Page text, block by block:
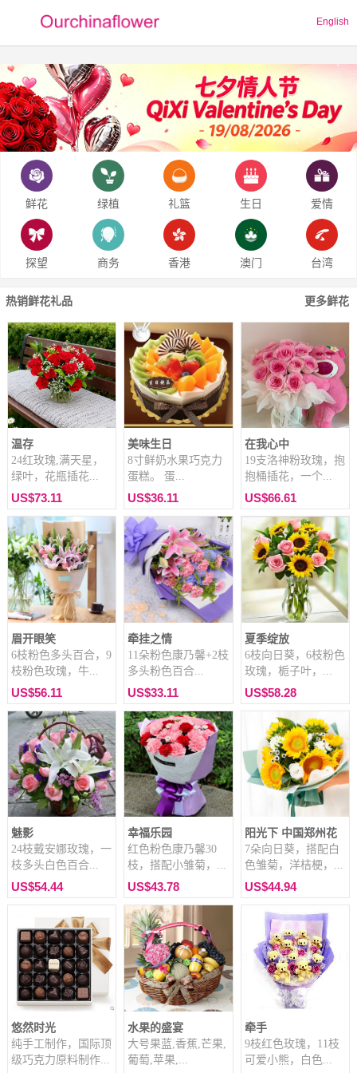
English
鲜花 绿植 礼篮 生日 爱情
探望 商务 香港 澳门 台湾
热销鲜花礼品 更多鲜花
温存
24红玫瑰,满天星，
绿叶，花瓶插花...
US$73.11
美味生日
8寸鲜奶水果巧克力
蛋糕。 蛋...
US$36.11
在我心中
19支洛神粉玫瑰，抱
抱桶插花，一个...
US$66.61
眉开眼笑
6枝粉色多头百合，9
枝粉色玫瑰，牛...
US$56.11
牵挂之情
11朵粉色康乃馨+2枝
多头粉色百合...
US$33.11
夏季绽放
6枝向日葵，6枝粉色
玫瑰，栀子叶，...
US$58.28
魅影
24枝戴安娜玫瑰，一
枝多头白色百合...
US$54.44
幸福乐园
红色粉色康乃馨30
枝，搭配小雏菊，...
US$43.78
阳光下 中国郑州花
7朵向日葵，搭配白
色雏菊，洋桔梗，...
US$44.94
悠然时光
纯手工制作，国际顶
级巧克力原料制作...
水果的盛宴
大号果蓝,香蕉,芒果,
葡萄,苹果,...
牵手
9枝红色玫瑰，11枝
可爱小熊，白色...